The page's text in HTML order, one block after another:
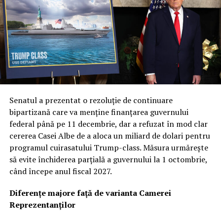
1,6 miliarde pentru lansări viitoare, oficialii americani
subliniază importanța de a nu depinde de o singură
soluție tehnică.
Col. Ryan Frazier a explicat că nucleul acestei noi etape
este diversificarea capacităților. Prin explorarea unor
inovații și tehnologii unice, Forța Spațială urmărește să
armata va dispune de cea mai avansată tehnologie
disponibilă pe piață. Această abordare multi-vectorială
este văzută ca o plasă de siguranță strategică în fața
evoluțiilor imprevizibile din teatrele de operațiuni.
Revoluția „Flatellites”: Rocket Lab propune o
arhitectură inovatoare pentru Neutron
Dintre contractorii anunțați, Rocket Lab se detașează cu
o cotă de 397 de milioane de dolari. Compania cu sediul
Senatul a prezentat o rezoluție de continuare
bipartizană care va menține finanțarea guvernului
federal până pe 11 decembrie, dar a refuzat în mod clar
cererea Casei Albe de a aloca un miliard de dolari pentru
programul cuirasatului Trump-class. Măsura urmărește
să evite închiderea parțială a guvernului la 1 octombrie,
când începe anul fiscal 2027.
Diferențe majore față de varianta Camerei
Reprezentanților